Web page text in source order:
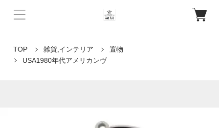
TOP 雑貨,インテリア
置物
USA1980年代アメリカンヴ